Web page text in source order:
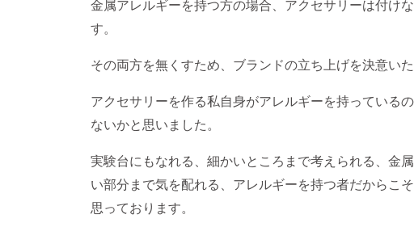
金属アレルギーを持つ方の場合、アクセサリーは付け
す。
その両方を無くすため、ブランドの立ち上げを決意いた
アクセサリーを作る私自身がアレルギーを持っている
ないかと思いました。
実験台にもなれる、細かいところまで考えられる、金
い部分まで気を配れる、アレルギーを持つ者だからこ
思っております。